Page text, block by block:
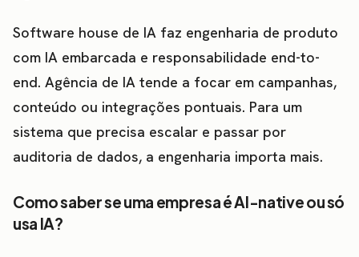
Software house de IA faz engenharia de produto
com IA embarcada e responsabilidade end-to-
end. Agência de IA tende a focar em campanhas,
conteúdo ou integrações pontuais. Para um
sistema que precisa escalar e passar por
auditoria de dados, a engenharia importa mais.
Como saber se uma empresa é AI-native ou só
usa IA?